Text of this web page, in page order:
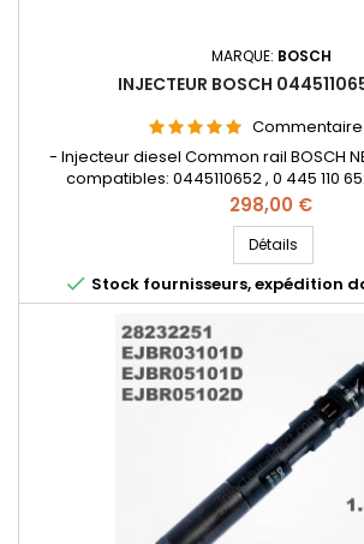
MARQUE: BOSCH
INJECTEUR BOSCH
- Injecteur diesel Common rail BOSCH
compatibles: 0445110652 , 0 445 110
, 166000121R - Pour motorisation
Pièce d'origine
Prix
298,00 €
Détails
 Stock fournisseurs, expédition